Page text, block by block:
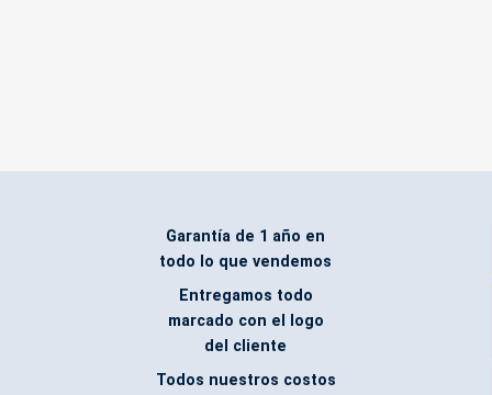
Garantía de 1 año en
todo lo que vendemos
Entregamos todo
marcado con el logo
del cliente
Todos nuestros costos